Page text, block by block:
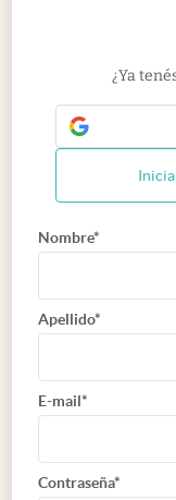
¿Ya
Nombre*
Apellido*
E-mail*
Contraseña*